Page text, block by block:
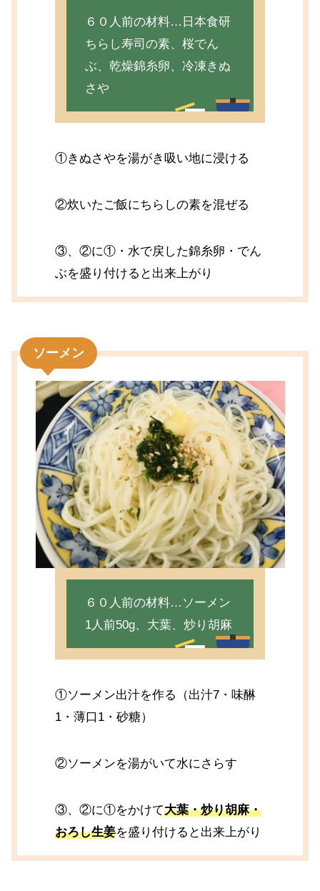
６０人前の材料…日本食研
ちらし寿司の素、桜でん
ぶ、乾燥錦糸卵、冷凍きぬ
さや
①きぬさやを湯がき吸い地に浸ける
②炊いたご飯にちらしの素を混ぜる
③、②に①・水で戻した錦糸卵・でん
ぶを盛り付けると出来上がり
ソーメン
６０人前の材料…ソーメン
1人前50g、大葉、炒り胡麻
①ソーメン出汁を作る（出汁7・味醂
1・薄口1・砂糖）
②ソーメンを湯がいて水にさらす
③、②に①をかけて大葉・炒り胡麻・
おろし生姜を盛り付けると出来上がり